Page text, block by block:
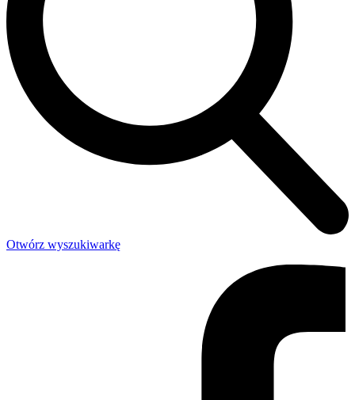
Otwórz wyszukiwarkę